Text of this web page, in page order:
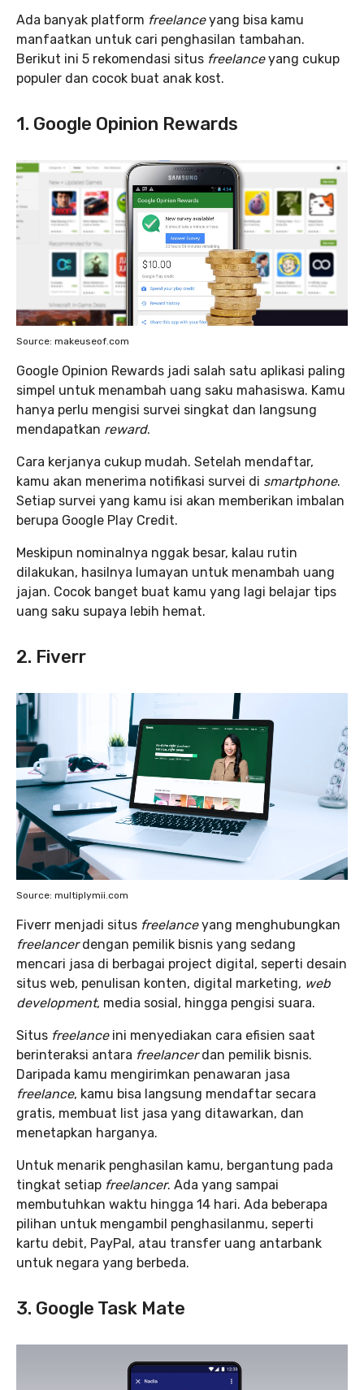
Ada banyak platform freelanceyang bisa kamu
manfaatkan untuk cari penghasilan tambahan.
Berikut ini 5 rekomendasi situs freelanceyang cukup
populer dan cocok buat anak kost.
1. Google Opinion Rewards
Source: makeuseof.com
Google Opinion Rewards jadi salah satu aplikasi paling
simpel untuk menambah uang saku mahasiswa. Kamu
hanya perlu mengisi survei singkat dan langsung
mendapatkan reward.
Cara kerjanya cukup mudah. Setelah mendaftar,
kamu akan menerima notifikasi survei di smartphone.
Setiap survei yang kamu isi akan memberikan imbalan
berupa Google Play Credit.
Meskipun nominalnya nggak besar, kalau rutin
dilakukan, hasilnya lumayan untuk menambah uang
jajan. Cocok banget buat kamu yang lagi belajar tips
uang saku supaya lebih hemat.
2. Fiverr
Source: multiplymii.com
Fiverr menjadi situs freelanceyang menghubungkan
freelancerdengan pemilik bisnis yang sedang
mencari jasa di berbagai project digital, seperti desain
situs web, penulisan konten, digital marketing, web
development, media sosial, hingga pengisi suara.
Situs freelance ini menyediakan cara efisien saat
berinteraksi antara freelancerdan pemilik bisnis.
Daripada kamu mengirimkan penawaran jasa
freelance, kamu bisa langsung mendaftar secara
gratis, membuat list jasa yang ditawarkan, dan
menetapkan harganya.
Untuk menarik penghasilan kamu, bergantung pada
tingkat setiap freelancer. Ada yang sampai
membutuhkan waktu hingga 14 hari. Ada beberapa
pilihan untuk mengambil penghasilanmu, seperti
kartu debit, PayPal, atau transfer uang antarbank
untuk negara yang berbeda.
3. Google Task Mate